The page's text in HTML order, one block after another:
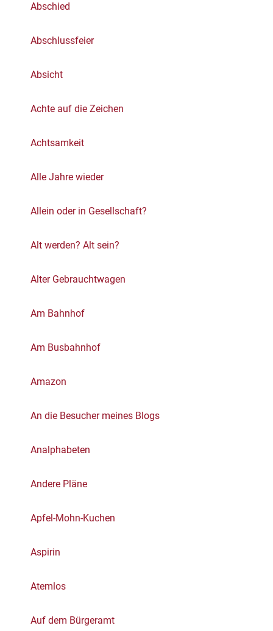
Abschied
Abschlussfeier
Absicht
Achte auf die Zeichen
Achtsamkeit
Alle Jahre wieder
Allein oder in Gesellschaft?
Alt werden? Alt sein?
Alter Gebrauchtwagen
Am Bahnhof
Am Busbahnhof
Amazon
An die Besucher meines Blogs
Analphabeten
Andere Pläne
Apfel-Mohn-Kuchen
Aspirin
Atemlos
Auf dem Bürgeramt